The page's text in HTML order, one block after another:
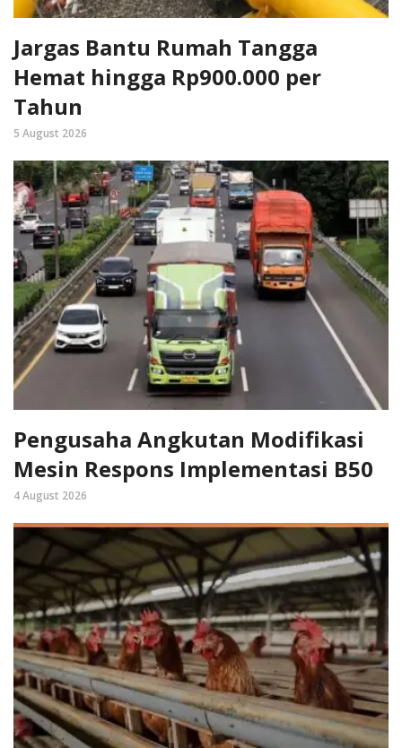
Jargas Bantu Rumah Tangga
Hemat hingga Rp900.000 per
Tahun
5 August 2026
Pengusaha Angkutan Modifikasi
Mesin Respons Implementasi B50
4 August 2026